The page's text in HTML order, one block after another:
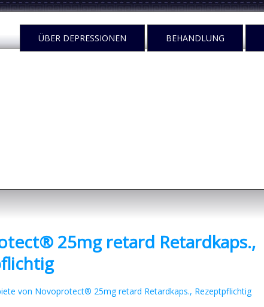
ÜBER DEPRESSIONEN BEHANDLUNG
25mg retard Retardkaps.,
von Novoprotect® 25mg retard Retardkaps., Rezeptpflichtig